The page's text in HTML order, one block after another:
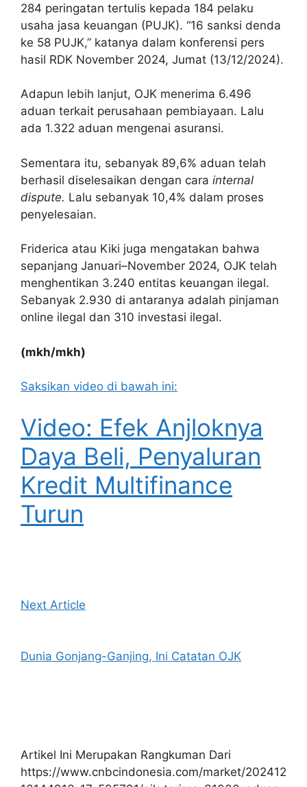
284 peringatan tertulis kepada 184 pelaku
usaha jasa keuangan (PUJK). “16 sanksi denda
ke 58 PUJK,” katanya dalam konferensi pers
hasil RDK November 2024, Jumat (13/12/2024).
Adapun lebih lanjut, OJK menerima 6.496
aduan terkait perusahaan pembiayaan. Lalu
ada 1.322 aduan mengenai asuransi.
Sementara itu, sebanyak 89,6% aduan telah
berhasil diselesaikan dengan cara internal
dispute. Lalu sebanyak 10,4% dalam proses
penyelesaian.
Friderica atau Kiki juga mengatakan bahwa
sepanjang Januari–November 2024, OJK telah
menghentikan 3.240 entitas keuangan ilegal.
Sebanyak 2.930 di antaranya adalah pinjaman
online ilegal dan 310 investasi ilegal.
(mkh/mkh)
Saksikan video di bawah ini:
Video: Efek Anjloknya
Daya Beli, Penyaluran
Kredit Multifinance
Turun
Next Article
Dunia Gonjang-Ganjing, Ini Catatan OJK
Artikel Ini Merupakan Rangkuman Dari
https://www.cnbcindonesia.com/market/202412